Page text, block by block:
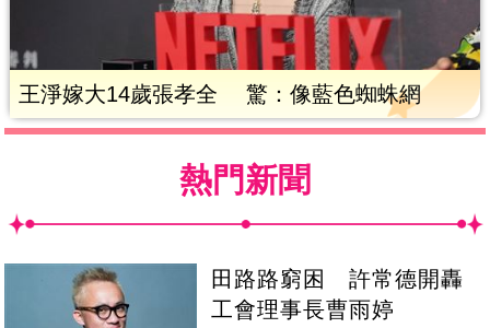
王淨嫁大14歲張孝全 驚：像藍色蜘蛛網
熱門新聞
田路路窮困 許常德開轟
工會理事長曹雨婷